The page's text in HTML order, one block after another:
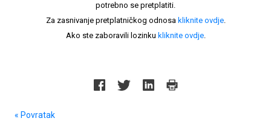
potrebno se pretplatiti.
Za zasnivanje pretplatničkog odnosa kliknite ovdje.
Ako ste zaboravili lozinku kliknite ovdje.
« Povratak